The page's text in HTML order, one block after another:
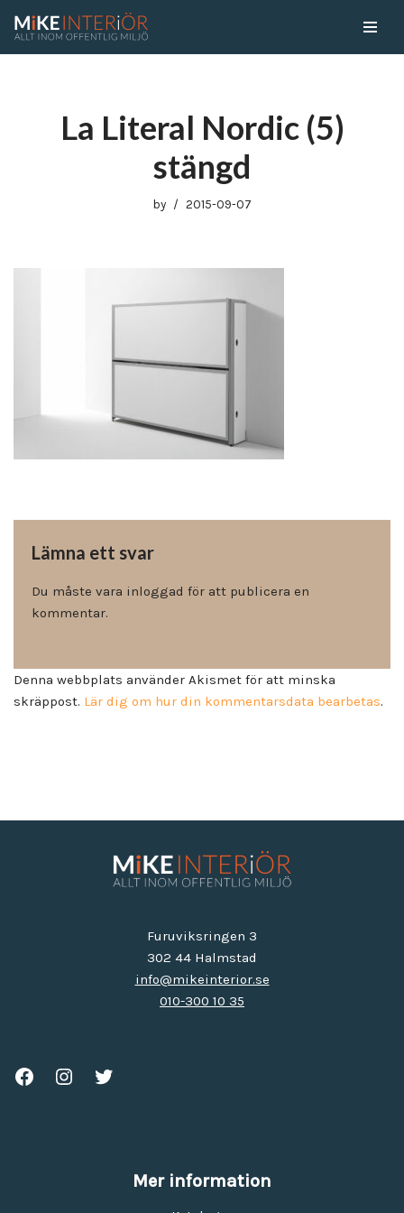
La Literal Nordic (5)
stängd
by 2015-09-07
Lämna ett svar
Du måste vara inloggad för att publicera en
kommentar.
Denna webbplats använder Akismet för att minska
skräppost. Lär dig om hur din kommentarsdata bearbetas.
Furuviksringen 3
302 44 Halmstad
info@mikeinterior.se
010-300 10 35
Mer information